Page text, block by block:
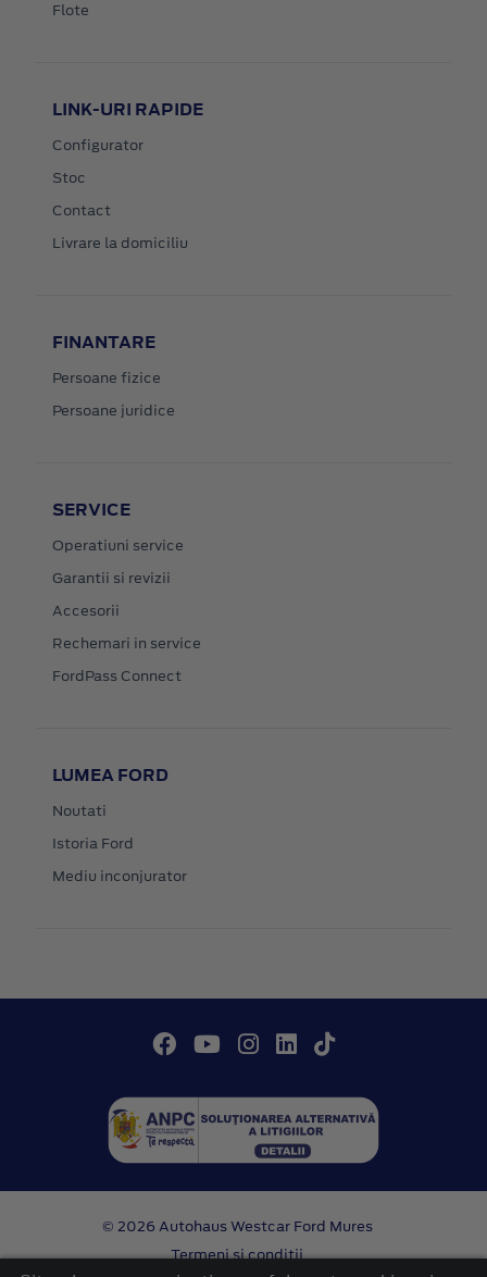
Flote
LINK-URI RAPIDE
Configurator
Stoc
Contact
Livrare la domiciliu
FINANTARE
Persoane fizice
Persoane juridice
SERVICE
Operatiuni service
Garantii si revizii
Accesorii
Rechemari in service
FordPass Connect
LUMEA FORD
Noutati
Istoria Ford
Mediu inconjurator
© 2026 Autohaus Westcar Ford Mures
Termeni si conditii